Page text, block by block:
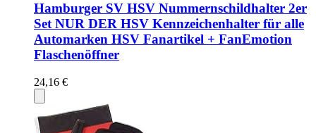
Hamburger SV HSV Nummernschildhalter 2er
Set NUR DER HSV Kennzeichenhalter für alle
Automarken HSV Fanartikel + FanEmotion
Flaschenöffner
24,16 €